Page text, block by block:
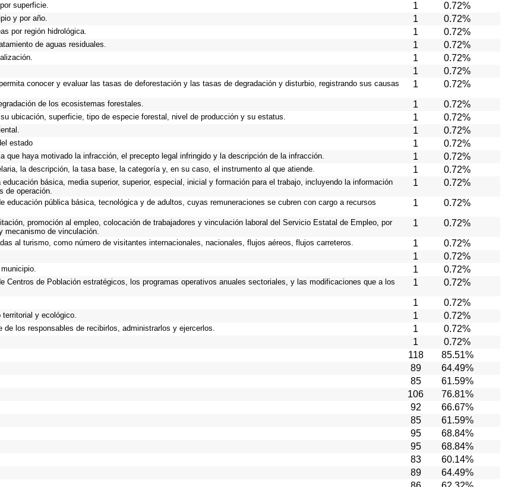
superficie. 1 0.72%
y por año. 1 0.72%
por región hidrológica. 1 0.72%
de aguas residuales. 1 0.72%
1 0.72%
1 0.72%
conocer y evaluar las tasas de deforestación y las tasas de degradación y disturbio, registrando sus causas
1 0.72%
de los ecosistemas forestales. 1 0.72%
ubicación, superficie, tipo de especie forestal, nivel de producción y su estatus. 1 0.72%
1 0.72%
estado 1 0.72%
haya motivado la infracción, el precepto legal infringido y la descripción de la infracción. 1 0.72%
la descripción, la tasa base, la categoría y, en su caso, el instrumento al que atiende. 1 0.72%
básica, media superior, superior, especial, inicial y formación para el trabajo, incluyendo la información
de operación.
1 0.72%
pública básica, tecnológica y de adultos, cuyas remuneraciones se cubren con cargo a recursos
1 0.72%
promoción al empleo, colocación de trabajadores y vinculación laboral del Servicio Estatal de Empleo, por
mecanismo de vinculación.
1 0.72%
al turismo, como número de visitantes internacionales, nacionales, flujos aéreos, flujos carreteros. 1 0.72%
1 0.72%
1 0.72%
Centros de Población estratégicos, los programas operativos anuales sectoriales, y las modificaciones que a los
1 0.72%
1 0.72%
y ecológico. 1 0.72%
los responsables de recibirlos, administrarlos y ejercerlos. 1 0.72%
1 0.72%
118 85.51%
89 64.49%
85 61.59%
106 76.81%
92 66.67%
85 61.59%
95 68.84%
95 68.84%
83 60.14%
89 64.49%